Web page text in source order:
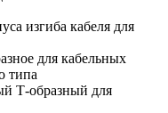
изгиба кабеля для
для кабельных
типа
Т-образный для